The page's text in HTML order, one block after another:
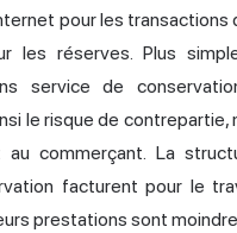
pour les transactions
les réserves. Plus
service de
le risque de contrepartie,
commerçant. La
facturent pour le
prestations sont